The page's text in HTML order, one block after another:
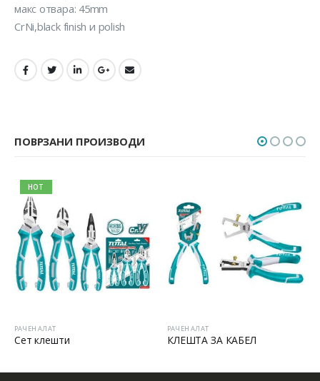
макс отвара: 45mm
CrNi,black finish и polish
ПОВРЗАНИ ПРОИЗВОДИ
HOT
РАЧЕН АЛАТ
Сет клешти
РАЧЕН АЛАТ
КЛЕШТА ЗА КАБЕЛ